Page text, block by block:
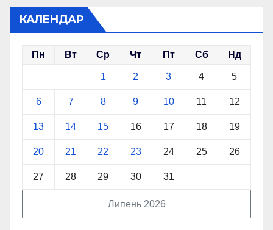
КАЛЕНДАР
Липень 2026
Пн Вт Ср Чт Пт Сб Нд
1 2 3 4 5
6 7 8 9 10 11 12
13 14 15 16 17 18 19
20 21 22 23 24 25 26
27 28 29 30 31